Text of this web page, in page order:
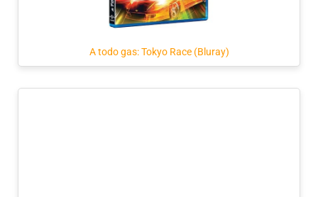
A todo gas: Tokyo Race (Bluray)